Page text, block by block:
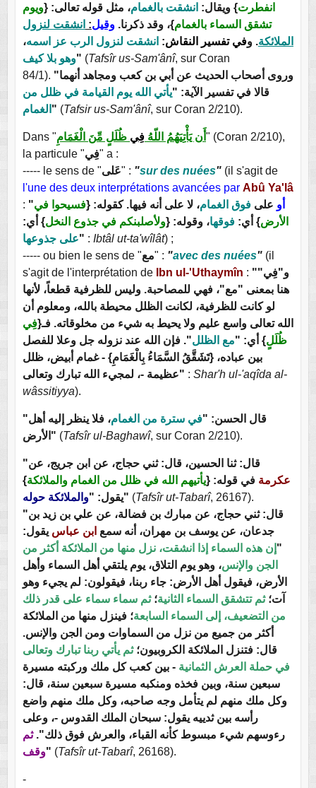
انفطرت} ويقال: انشقت بالغمام، مثل قوله تعالى: {ويوم
تشقق السماء بالغمام}، وقد ذكرنا.وقيل: انشقت لنزول
الملائكة. وفي تفسير النقاش: انشقت لنزول الرب عز اسمه،
وهو بلا كيف" (Tafsîr us-Sam'ânî, sur Coran
84/1). "وروى أصحاب الحديث عن أبي بن كعب ومجاهد أنهما
قالا في تفسير الآية: "يأتي الله يوم القيامة في ظلل من
الغمام " (Tafsir us-Sam'ânî, sur Coran 2/210).
Dans " أَن يَأْتِيَهُمُ اللّهُفِي ظُلَلٍ مِّنَ الْغَمَامِ
" (Coran 2/210),
la particule "فِي" a :
----- le sens de "عَلى" : "sur des nuées"(il s'agit de
l'une des deux interprétations avancées par Abû Ya'lâ
: " أو علىفوق الغمام، لا على أنه فيها. كقوله: {فسيحوا في
الأرض} أي:فوقها، وقوله: {ولأصلبنكم في جذوع النخل} أي:
على جذوعها" : Ibtâl ut-ta'wîlât) ;
----- ou bien le sens de "مع" : "avec des nuées"(il
s'agit de l'interprétation de
Ibn ul-'Uthaymîn : "و"فِي"
هنا بمعنى "مع"، فهي للمصاحبة. وليس للظرفية قطعاً، لأنها
لو كانت للظرفية، لكانت الظلل محيطة بالله، ومعلوم أن
الله تعالى واسع عليم ولا يحيط به شيء من مخلوقاته. فـ{فِي
ظُلَلٍ} أي: "مع الظلل". فإن الله عند نزوله جل وعلا للفصل
بين عباده، {تَشَقَّقُ السَّمَاءُ بِالْغَمَامِ} - غمام أبيض، ظلل
عظيمة -، لمجيء الله تبارك وتعالى" : Shar'h ul-'aqîda al-
wâssitiyya).
"قال الحسن: "في سترة من الغمام، فلا ينظر إليه أهل
الأرض" (Tafsîr ul-Baghawî, sur Coran 2/210).
"قال: ثنا الحسين، قال: ثني حجاج، عن ابن جريج، عن
عكرمة في قوله: {يأتيهم الله في ظلل من الغمام والملائكة}
يقول: "والملائكة حوله " (Tafsîr ut-Tabarî, 26167).
"قال: ثني حجاج، عن مبارك بن فضالة، عن علي بن زيد بن
جدعان، عن يوسف بن مهران، أنه سمع ابن عباس يقول:
" إن هذه السماء إذا انشقت، نزل منها من الملائكة أكثر من
الجن والإنس، وهو يوم التلاق، يوم يلتقي أهل السماء وأهل
الأرض، فيقول أهل الأرض: جاء ربنا، فيقولون: لم يجيء وهو
آت؛ثم تتشقق السماء الثانية؛ثم سماء سماء على قدر ذلك
من التضعيف، إلى السماء السابعة؛ فينزل منها من الملائكة
أكثر من جميع من نزل من السماوات ومن الجن والإنس.
قال: فتنزل الملائكة الكروبيون؛ثم يأتي ربنا تبارك وتعالى
في حملة العرش الثمانية - بين كعب كل ملك وركبته مسيرة
سبعين سنة، وبين فخذه ومنكبه مسيرة سبعين سنة، قال:
وكل ملك منهم لم يتأمل وجه صاحبه، وكل ملك منهم واضع
رأسه بين ثدييه يقول: سبحان الملك القدوس -، وعلى
رءوسهم شيء مبسوط كأنه القباء، والعرش فوق ذلك".ثم
وقف" (Tafsîr ut-Tabarî, 26168).
-